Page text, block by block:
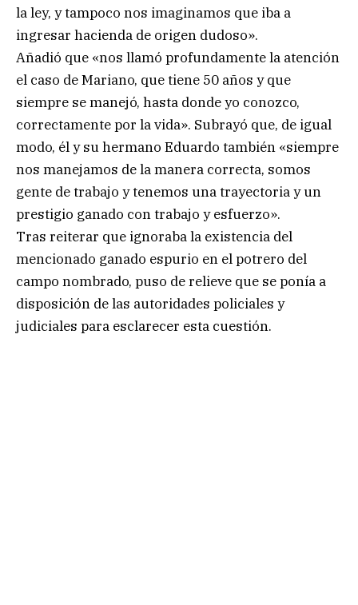
la ley, y tampoco nos imaginamos que iba a
ingresar hacienda de origen dudoso».
Añadió que «nos llamó profundamente la atención
el caso de Mariano, que tiene 50 años y que
siempre se manejó, hasta donde yo conozco,
correctamente por la vida». Subrayó que, de igual
modo, él y su hermano Eduardo también «siempre
nos manejamos de la manera correcta, somos
gente de trabajo y tenemos una trayectoria y un
prestigio ganado con trabajo y esfuerzo».
Tras reiterar que ignoraba la existencia del
mencionado ganado espurio en el potrero del
campo nombrado, puso de relieve que se ponía a
disposición de las autoridades policiales y
judiciales para esclarecer esta cuestión.